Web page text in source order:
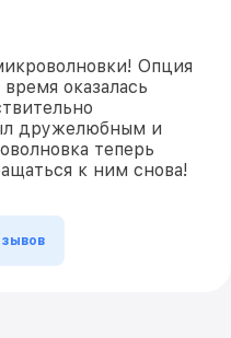
Опция
оказалась
дружелюбным и
теперь
к ним снова!